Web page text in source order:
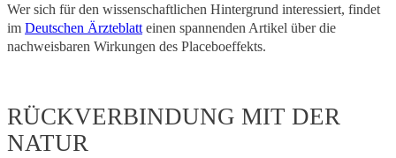
Wer sich für den wissenschaftlichen Hintergrund interessiert, findet
im Deutschen Ärzteblatt einen spannenden Artikel über die
nachweisbaren Wirkungen des Placeboeffekts.
RÜCKVERBINDUNG MIT DER
NATUR